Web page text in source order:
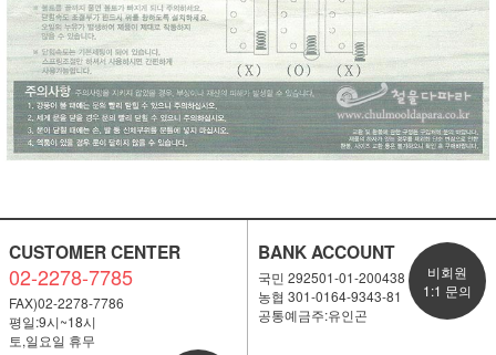
CUSTOMER CENTER
02-2278-7785
FAX)02-2278-7786
평일:9시~18시
토,일요일 휴무
BANK ACCOUNT
국민 292501-01-200438
농협 301-0164-9343-81
공통예금주:유인곤
비회원
1:1 문의